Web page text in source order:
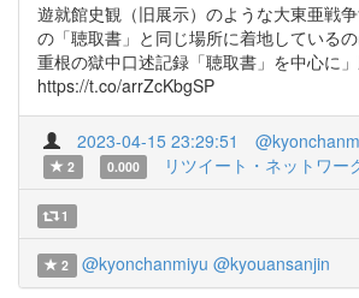
遊就館史観（旧展示）のような大東亜戦
の「聴取書」と同じ場所に着地している
重根の獄中口述記録「聴取書」を中心に
https://t.co/arrZcKbgSP
2023-04-15 23:29:51
2 0.000 リツイート・ネットワー
1
2 @kyonchanmiyu @kyouansanjin